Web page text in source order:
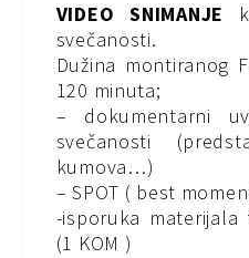
VIDEO SNIMANJE
svečanosti.
Dužina montiranog
120 minuta;
– dokumentarni
svečanosti
kumova…)
– SPOT ( best
-isporuka materijala
(1 KOM )